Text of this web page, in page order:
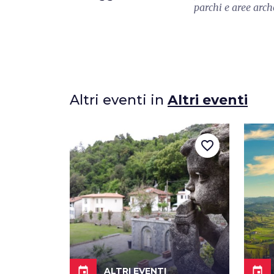
parchi e aree
Altri eventi in Altri eventi
event ALTRI EVENTI
favorite_border
event